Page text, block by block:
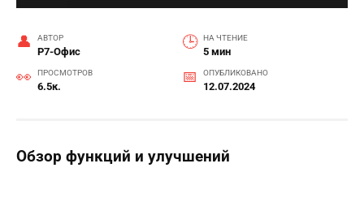
АВТОР
Р7-Офис
НА ЧТЕНИЕ
5 мин
ПРОСМОТРОВ
6.5к.
ОПУБЛИКОВАНО
12.07.2024
Обзор функций и улучшений